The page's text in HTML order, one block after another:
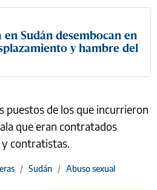
Sudán desembocan en
y hambre del
puestos de los que incurrieron
que eran contratados
y contratistas.
/ Sudán / Abuso sexual